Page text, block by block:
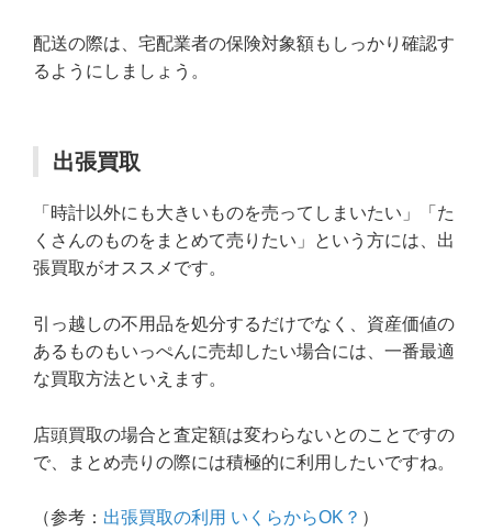
配送の際は、宅配業者の保険対象額もしっかり確認す
るようにしましょう。
出張買取
「時計以外にも大きいものを売ってしまいたい」「た
くさんのものをまとめて売りたい」という方には、出
張買取がオススメです。
引っ越しの不用品を処分するだけでなく、資産価値の
あるものもいっぺんに売却したい場合には、一番最適
な買取方法といえます。
店頭買取の場合と査定額は変わらないとのことですの
で、まとめ売りの際には積極的に利用したいですね。
（参考： 出張買取の利用 いくらからOK？ ）